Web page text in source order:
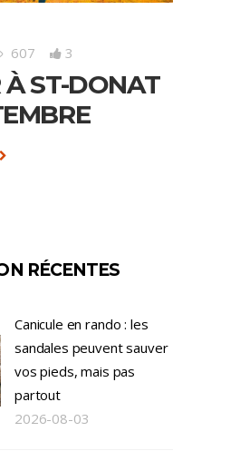
607 3
À ST-DONAT
RÉCENTES
Canicule en rando : les
sandales peuvent sauver
vos pieds, mais pas
partout
2026-08-03